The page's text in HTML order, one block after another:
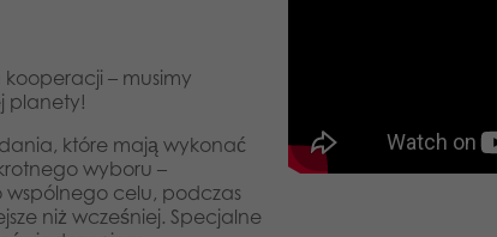
– musimy
planety!
które mają wykonać
wyboru –
wspólnego celu, podczas
niż wcześniej. Specjalne